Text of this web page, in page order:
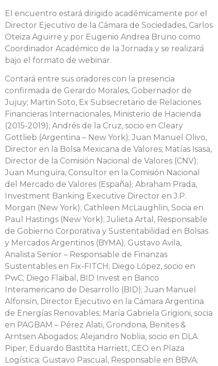
El encuentro estará dirigido académicamente por el
Director Ejecutivo de la Cámara de Sociedades, Carlos
Oteiza Aguirre y por Eugenio Andrea Bruno como
Coordinador Académico de la Jornada y se realizará
bajo el formato de webinar.
Contará entre sus oradores con la presencia
confirmada de Gerardo Morales, Gobernador de
Jujuy; Martin Soto, Ex Subsecretario de Relaciones
Financieras Internacionales, Ministerio de Hacienda
(2015-2019); Andrés de la Cruz, socio en Cleary
Gottlieb (Argentina – New York); Juan Manuel Olivo,
Director en la Bolsa Mexicana de Valores; Matías Isasa,
Director de la Comisión Nacional de Valores (CNV);
Juan Munguira, Consultor en la Comisión Nacional
del Mercado de Valores (España); Abraham Prada,
Investment Banking Executive Director en J.P.
Morgan (New York); Cathleen McLaughlin, Socia en
Paul Hastings (New York); Julieta Artal, Responsable
de Gobierno Corporativa y Sustentabilidad en Bolsas
y Mercados Argentinos (BYMA); Gustavo Avila,
Analista Senior – Responsable de Finanzas
Sustentables en Fix-FITCH; Diego López, socio en
PwC; Diego Flaibal, BID Invest en Banco
Interamericano de Desarrollo (BID); Juan Manuel
Alfonsín, Director Ejecutivo en la Cámara Argentina
de Energías Renovables; María Gabriela Grigioni, socia
en PAGBAM – Pérez Alati, Grondona, Benites &
Arntsen Abogados; Alejandro Noblia, socio en DLA
Piper; Eduardo Basttita Harriett, CEO en Plaza
Logística; Gustavo Pascual, Responsable en BBVA;